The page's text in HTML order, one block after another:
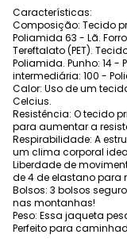
Características:
Composição: Tecido
Poliamida 63 - Lã.
Tereftalato (PET).
Poliamida. Punho: 14
intermediária: 100 -
Calor: Uso de um
Celcius.
Resistência: O tecido
para aumentar a
Respirabilidade: A
um clima corporal
Liberdade de
de 4 de elastano para
Bolsos: 3 bolsos
nas montanhas!
Peso: Essa jaqueta
Perfeito para